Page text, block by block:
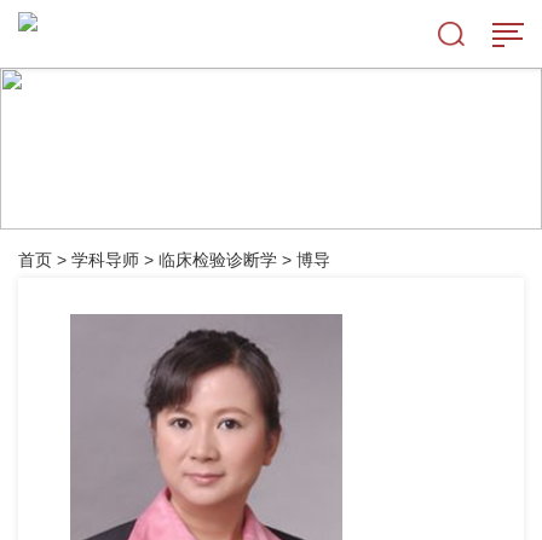
首页 > 学科导师 > 临床检验诊断学 > 博导